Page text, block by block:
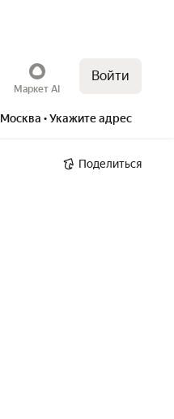
Маркет AI
Войти
Москва • Укажите адрес
Поделиться